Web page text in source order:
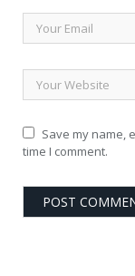
Save my name,
time I comment.